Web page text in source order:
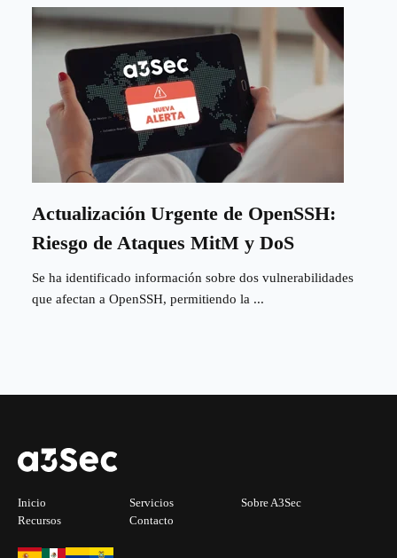
Actualización Urgente de OpenSSH:
Riesgo de Ataques MitM y DoS
Se ha identificado información sobre dos vulnerabilidades
que afectan a OpenSSH, permitiendo la ...
Inicio Servicios
Sobre A3Sec
Recursos
Contacto